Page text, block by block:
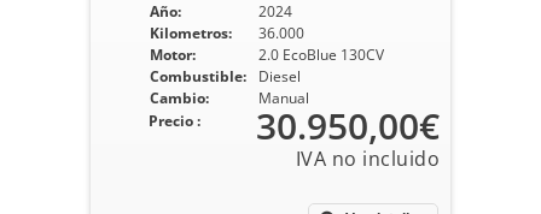
Año:
2024
Kilometros:
36.000
Motor:
2.0 EcoBlue 130CV
Combustible:
Diesel
Cambio:
Manual
Precio : 30.950,00€